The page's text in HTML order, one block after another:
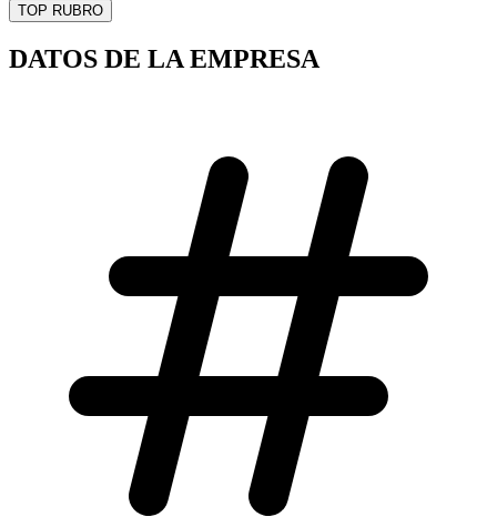
TOP RUBRO
DATOS DE LA EMPRESA